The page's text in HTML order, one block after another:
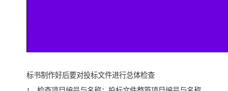
标书制作好后要对投标文件进行总体检查